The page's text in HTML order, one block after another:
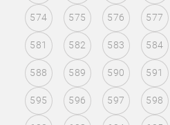
574 575 576 577
581 582 583 584
588 589 590 591
595 596 597 598